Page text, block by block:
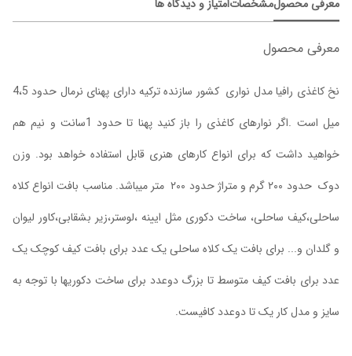
معرفی محصولمشخصاتامتیاز و دیدگاه ها
معرفی محصول
نخ کاغذی رافیا مدل نواری کشور سازنده ترکیه دارای پهنای نرمال حدود 4،5
میل است .اگر نوارهای کاغذی را باز کنید پهنا تا حدود 1سانت و نیم هم
خواهید داشت که برای انواع کارهای هنری قابل استفاده خواهد بود. وزن
دوک حدود ۲۰۰ گرم و متراژ حدود ۲۰۰ متر میباشد. مناسب بافت انواع کلاه
ساحلی،کیف ساحلی، ساخت دکوری مثل ایینه ،لوستر،زیر بشقابی،کاور لیوان
و گلدان و... برای بافت یک کلاه ساحلی یک عدد برای بافت کیف کوچک یک
عدد برای بافت کیف متوسط تا بزرگ دوعدد برای ساخت دکوریها با توجه به
سایز و مدل کار یک تا دوعدد کافیست.